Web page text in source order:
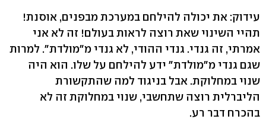
עידוק: את יכולה להילחם במערכת מבפנים, אוסנת!
תהיי השינוי שאת רוצה לראות בעולם! זה לא אני
אמרתי, זה גנדי. גנדי ההודי, לא גנדי מ"מולדת". למרות
שגם גנדי מ"מולדת" ידע להילחם על שלו. הוא היה
שנוי במחלוקת. אבל בניגוד למה שהתקשורת
הליברלית רוצה שתחשבי, שנוי במחלוקת זה לא
בהכרח דבר רע.